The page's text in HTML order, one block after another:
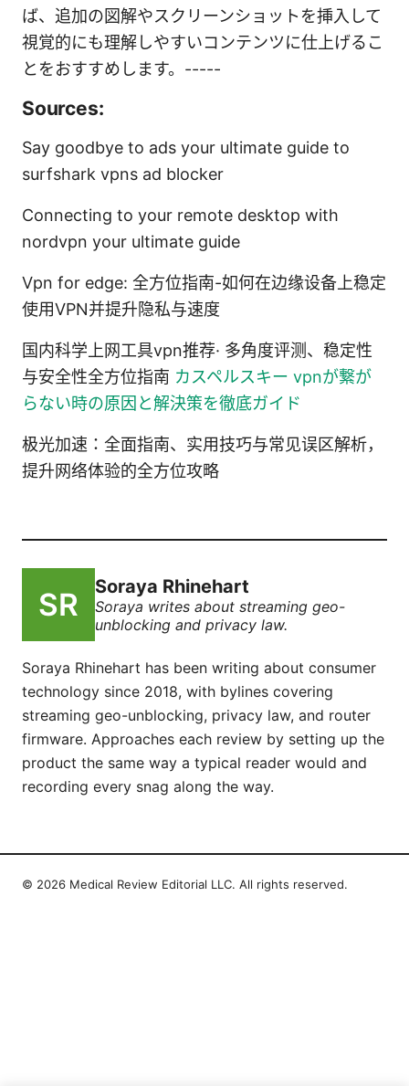
ば、追加の図解やスクリーンショットを挿入して
視覚的にも理解しやすいコンテンツに仕上げるこ
とをおすすめします。-----
Sources:
Say goodbye to ads your ultimate guide to
surfshark vpns ad blocker
Connecting to your remote desktop with
nordvpn your ultimate guide
Vpn for edge: 全方位指南-如何在边缘设备上稳定
使用VPN并提升隐私与速度
国内科学上网工具vpn推荐· 多角度评测、稳定性
与安全性全方位指南 カスペルスキー vpnが繋が
らない時の原因と解決策を徹底ガイド
极光加速：全面指南、实用技巧与常见误区解析，
提升网络体验的全方位攻略
Soraya Rhinehart
Soraya writes about streaming geo-
unblocking and privacy law.
Soraya Rhinehart has been writing about consumer
technology since 2018, with bylines covering
streaming geo-unblocking, privacy law, and router
firmware. Approaches each review by setting up the
product the same way a typical reader would and
recording every snag along the way.
© 2026 Medical Review Editorial LLC. All rights reserved.